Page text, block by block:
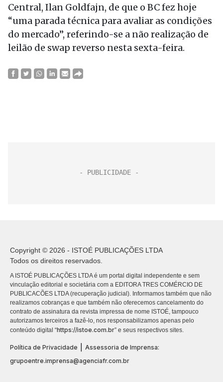
Central, Ilan Goldfajn, de que o BC fez hoje
“uma parada técnica para avaliar as condições
do mercado”, referindo-se a não realização de
leilão de swap reverso nesta sexta-feira.
Copyright © 2026 - ISTOÉ PUBLICAÇÕES LTDA
Todos os direitos reservados.
A ISTOÉ PUBLICAÇÕES LTDA é um portal digital independente e sem
vinculação editorial e societária com a EDITORA TRES COMÉRCIO DE
PUBLICACÕES LTDA (recuperação judicial). Informamos também que não
realizamos cobranças e que também não oferecemos cancelamento do
contrato de assinatura da revista impressa de nome ISTOÉ, tampouco
autorizamos terceiros a fazê-lo, nos responsabilizamos apenas pelo
conteúdo digital “https://istoe.com.br” e seus respectivos sites.
Política de Privacidade
Assessoria de Imprensa:
grupoentre.imprensa@agenciafr.com.br